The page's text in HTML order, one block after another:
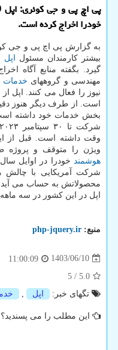
خودرا اخراج کرده است.
به گزارش پی اچ پی و جی
بیشتر کارمندان مسئول
اپل
گیرد. بگفته منابع آگاه
مهندسی و گروههای خدمات
نیوز را فعال می کنند. اپل
است. از طرف دیگر هنوز
بخش خدمات خود داشته
وقت داشته است. قبل از
ویژن را متوقف و پروژه
هوشمند خودرا در اوایل
شرکت آمریکایی با چالش
محصولاتش به حساب می
اپل در این کشور در سه ماهه قبل ۶.۵ درصد کم
منبع: php-jquery.ir
1403/06/10
11:00:09
5.0
/
5
تگهای خبر:
اپل ,
این مطلب را می پسندید؟